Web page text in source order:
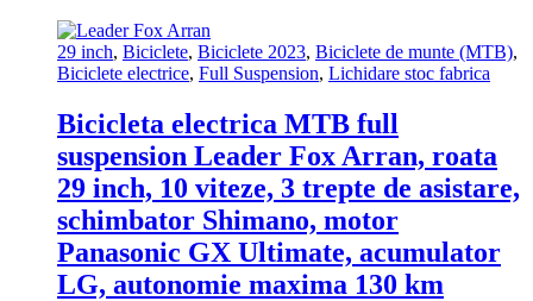
29 inch, Biciclete, Biciclete 2023, Biciclete de munte (MTB),
Biciclete electrice, Full Suspension, Lichidare stoc fabrica
Bicicleta electrica MTB full
suspension Leader Fox Arran, roata
29 inch, 10 viteze, 3 trepte de asistare,
schimbator Shimano, motor
Panasonic GX Ultimate, acumulator
LG, autonomie maxima 130 km